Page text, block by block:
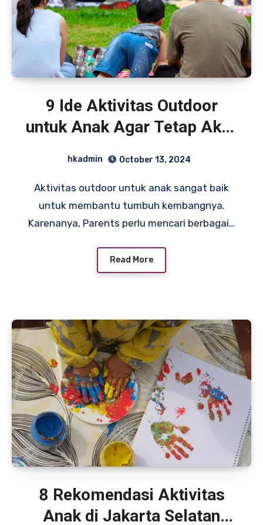
9 Ide Aktivitas Outdoor
untuk Anak Agar Tetap Aktif
hkadmin October 13, 2024
Aktivitas outdoor untuk anak sangat baik
untuk membantu tumbuh kembangnya.
Karenanya, Parents perlu mencari berbagai…
Read More
8 Rekomendasi Aktivitas
Anak di Jakarta Selatan